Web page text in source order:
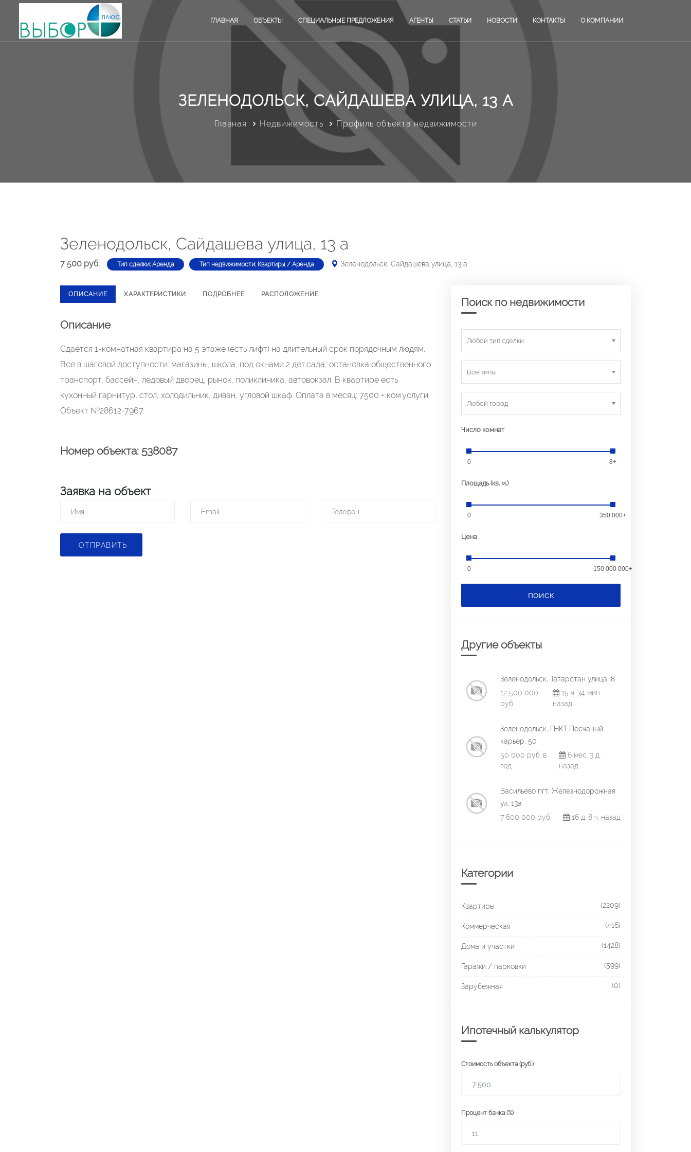
ГЛАВНАЯ ОБЪЕКТЫ СПЕЦИАЛЬНЫЕ ПРЕДЛОЖЕНИЯ АГЕНТЫ СТАТЬИ НОВОСТИ КОНТАКТЫ О КОМПАНИИ
ЗЕЛЕНОДОЛЬСК, САЙДАШЕВА УЛИЦА, 13 А
Главная Недвижимость Профиль объекта недвижимости
Зеленодольск, Сайдашева улица, 13 а
7 500 руб. Тип сделки: Аренда Тип недвижимости: Квартиры / Аренда Зеленодольск, Сайдашева улица, 13 а
ОПИСАНИЕ ХАРАКТЕРИСТИКИ ПОДРОБНЕЕ РАСПОЛОЖЕНИЕ
Описание
Сдаётся 1-комнатная квартира на 5 этаже (есть лифт) на длительный срок порядочным людям.
Все в шаговой доступности: магазины, школа, под окнами 2 дет.сада, остановка общественного
транспорт, бассейн, ледовый дворец, рынок, поликлиника, автовокзал. В квартире есть
кухонный гарнитур, стол, холодильник, диван, угловой шкаф. Оплата в месяц: 7500 + ком.услуги
Объект №28612-7967.
Номер объекта: 538087
Заявка на объект
ОТПРАВИТЬ
Поиск по недвижимости
Любой тип сделки
Все типы
Любой город
Число комнат
0 8+
Площадь (кв. м.)
0 350 000+
Цена
0 150 000 000+
ПОИСК
Другие объекты
Зеленодольск, Татарстан улица, 8
12 500 000
руб.
15 ч. 34 мин.
назад
Зеленодольск, ГНКТ Песчаный
карьер, 50
50 000 руб. в
год
6 мес. 3 д.
назад
Васильево пгт, Железнодорожная
ул, 13а
7 600 000 руб.
16 д. 8 ч. назад
Категории
Квартиры (2209)
Коммерческая (416)
Дома и участки (1428)
Гаражи / парковки (599)
Зарубежная (0)
Ипотечный калькулятор
Стоимость объекта (руб.)
Процент банка (%)